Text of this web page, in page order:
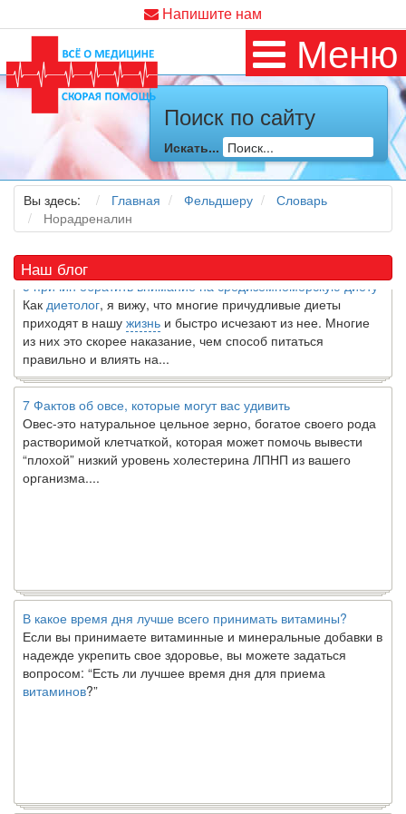
Напишите нам
Меню
Поиск по сайту
Искать...
Вы здесь: Главная Фельдшеру
Словарь
Норадреналин
Наш блог
Как я заболел во время локдауна?
Это странная ситуация: вы соблюдали все меры
предосторожности COVID-19 (вы почти все время дома),
но, тем не менее, вы каким-то образом простудились. Вы
можете задаться...
5 причин обратить внимание на средиземноморскую диету
Какдиетолог, я вижу, что многие причудливые диеты
приходят в нашужизньи быстро исчезают из нее. Многие
из них это скорее наказание, чем способ питаться
правильно и влиять на...
7 Фактов об овсе, которые могут вас удивить
Овес-это натуральное цельное зерно, богатое своего рода
растворимой клетчаткой, которая может помочь вывести
“плохой” низкий уровень холестерина ЛПНП из вашего
организма....
В какое время дня лучше всего принимать витамины?
Если вы принимаете витаминные и минеральные добавки в
надежде укрепить свое здоровье, вы можете задаться
вопросом: “Есть ли лучшее время дня для приема
витаминов ?”